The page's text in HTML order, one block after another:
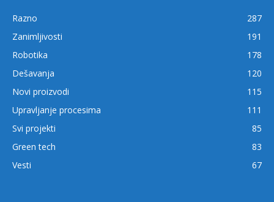
Razno
287
Zanimljivosti
191
Robotika
178
Dešavanja
120
Novi proizvodi
115
Upravljanje procesima
111
Svi projekti
85
Green tech
83
Vesti
67